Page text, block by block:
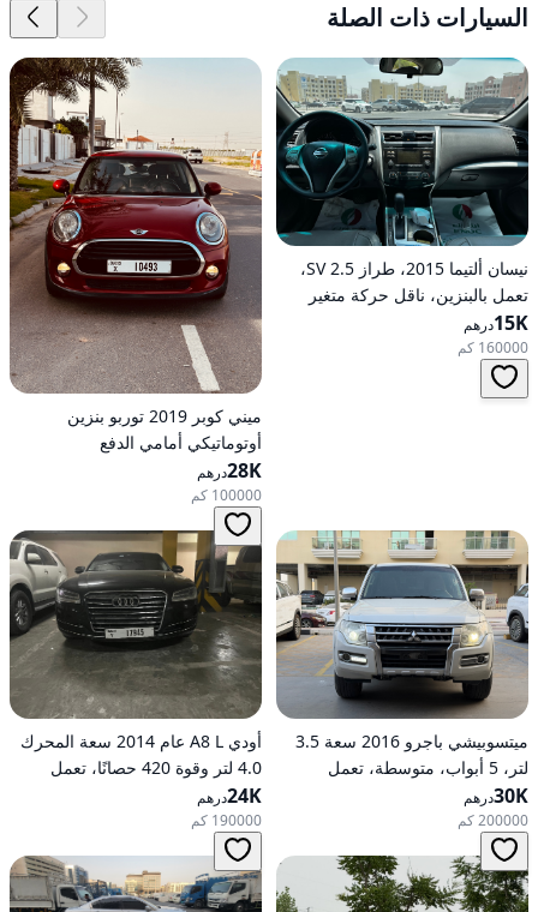
السيارات ذات الصلة
نيسان ألتيما 2015، طراز 2.5 SV،
تعمل بالبنزين، ناقل حركة متغير
مستمر (CVT)، دفع أمامي
15Kدرهم
160000 كم
ميني كوبر 2019 توربو بنزين
أوتوماتيكي أمامي الدفع
28Kدرهم
100000 كم
ميتسوبيشي باجرو 2016 سعة 3.5
لتر، 5 أبواب، متوسطة، تعمل
بالبنزين، أوتوماتيكية، دفع رباعي
30Kدرهم
200000 كم
أودي A8 L عام 2014 سعة المحرك
4.0 لتر وقوة 420 حصانًا، تعمل
بالبنزين، ناقل حركة أوتوماتيكي، دفع
كلي للعجلات
24Kدرهم
190000 كم